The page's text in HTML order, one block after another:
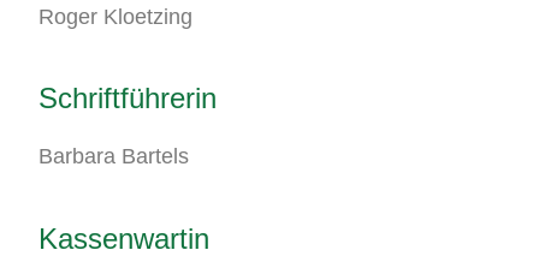
Roger Kloetzing
Schriftführerin
Barbara Bartels
Kassenwartin